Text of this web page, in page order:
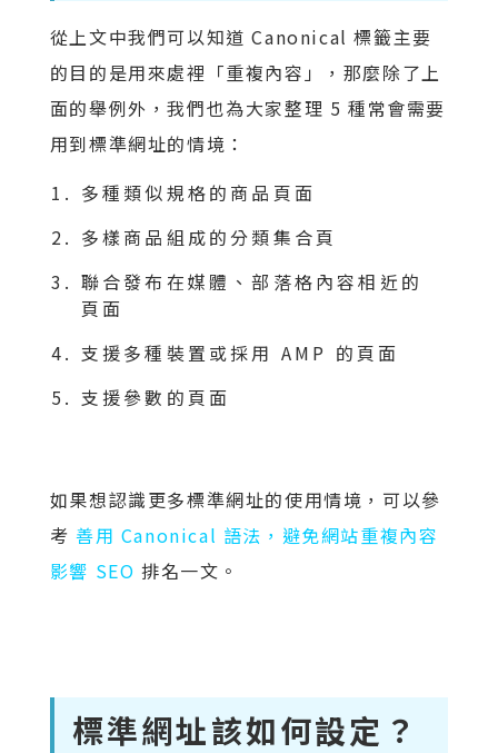
從上文中我們可以知道 Canonical 標籤主要
的目的是用來處裡「重複內容」，那麼除了上
面的舉例外，我們也為大家整理 5 種常會需要
用到標準網址的情境：
多種類似規格的商品頁面
多樣商品組成的分類集合頁
聯合發布在媒體、部落格內容相近的
頁面
支援多種裝置或採用 AMP 的頁面
支援參數的頁面
如果想認識更多標準網址的使用情境，可以參
考 善用 Canonical 語法，避免網站重複內容
影響 SEO 排名一文。
標準網址該如何設定？